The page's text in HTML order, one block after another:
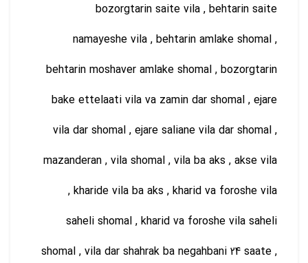
bozorgtarin saite vila , behtarin saite
namayeshe vila , behtarin amlake shomal ,
behtarin moshaver amlake shomal , bozorgtarin
bake ettelaati vila va zamin dar shomal , ejare
vila dar shomal , ejare saliane vila dar shomal ,
mazanderan , vila shomal , vila ba aks , akse vila
, kharide vila ba aks , kharid va foroshe vila
saheli shomal , kharid va foroshe vila saheli
shomal , vila dar shahrak ba negahbani 24 saate ,